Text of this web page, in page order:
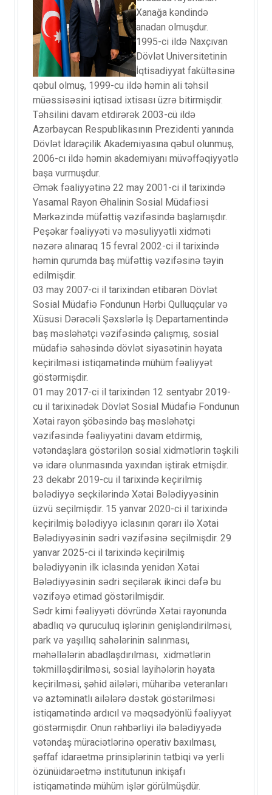
Xanağa kəndində
anadan olmuşdur.
1995-ci ildə Naxçıvan
Dövlət Universitetinin
İqtisadiyyat fakültəsinə
qəbul olmuş, 1999-cu ildə həmin ali təhsil
müəssisəsini iqtisad ixtisası üzrə bitirmişdir.
Təhsilini davam etdirərək 2003-cü ildə
Azərbaycan Respublikasının Prezidenti yanında
Dövlət İdarəçilik Akademiyasına qəbul olunmuş,
2006-cı ildə həmin akademiyanı müvəffəqiyyətlə
başa vurmuşdur.
Əmək fəaliyyətinə 22 may 2001-ci il tarixində
Yasamal Rayon Əhalinin Sosial Müdafiəsi
Mərkəzində müfəttiş vəzifəsində başlamışdır.
Peşəkar fəaliyyəti və məsuliyyətli xidməti
nəzərə alınaraq 15 fevral 2002-ci il tarixində
həmin qurumda baş müfəttiş vəzifəsinə təyin
edilmişdir.
03 may 2007-ci il tarixindən etibarən Dövlət
Sosial Müdafiə Fondunun Hərbi Qulluqçular və
Xüsusi Dərəcəli Şəxslərlə İş Departamentində
baş məsləhətçi vəzifəsində çalışmış, sosial
müdafiə sahəsində dövlət siyasətinin həyata
keçirilməsi istiqamətində mühüm fəaliyyət
göstərmişdir.
01 may 2017-ci il tarixindən 12 sentyabr 2019-
cu il tarixinədək Dövlət Sosial Müdafiə Fondunun
Xətai rayon şöbəsində baş məsləhətçi
vəzifəsində fəaliyyətini davam etdirmiş,
vətəndaşlara göstərilən sosial xidmətlərin təşkili
və idarə olunmasında yaxından iştirak etmişdir.
23 dekabr 2019-cu il tarixində keçirilmiş
bələdiyyə seçkilərində Xətai Bələdiyyəsinin
üzvü seçilmişdir. 15 yanvar 2020-ci il tarixində
keçirilmiş bələdiyyə iclasının qərarı ilə Xətai
Bələdiyyəsinin sədri vəzifəsinə seçilmişdir. 29
yanvar 2025-ci il tarixində keçirilmiş
bələdiyyənin ilk iclasında yenidən Xətai
Bələdiyyəsinin sədri seçilərək ikinci dəfə bu
vəzifəyə etimad göstərilmişdir.
Sədr kimi fəaliyyəti dövründə Xətai rayonunda
abadlıq və quruculuq işlərinin genişləndirilməsi,
park və yaşıllıq sahələrinin salınması,
məhəllələrin abadlaşdırılması, xidmətlərin
təkmilləşdirilməsi, sosial layihələrin həyata
keçirilməsi, şəhid ailələri, müharibə veteranları
və aztəminatlı ailələrə dəstək göstərilməsi
istiqamətində ardıcıl və məqsədyönlü fəaliyyət
göstərmişdir. Onun rəhbərliyi ilə bələdiyyədə
vətəndaş müraciətlərinə operativ baxılması,
şəffaf idarəetmə prinsiplərinin tətbiqi və yerli
özünüidarəetmə institutunun inkişafı
istiqamətində mühüm işlər görülmüşdür.